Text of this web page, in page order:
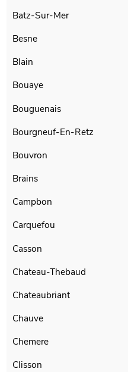
Batz-Sur-Mer
Besne
Blain
Bouaye
Bouguenais
Bourgneuf-En-Retz
Bouvron
Brains
Campbon
Carquefou
Casson
Chateau-Thebaud
Chateaubriant
Chauve
Chemere
Clisson